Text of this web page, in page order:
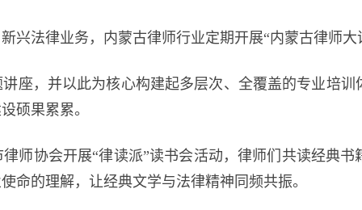
法律业务，内蒙古律师行业定期开展“内蒙古律师大
，并以此为核心构建起多层次、全覆盖的专业培训
硕果累累。
协会开展“律读派”读书会活动，律师们共读经典书
命的理解，让经典文学与法律精神同频共振。